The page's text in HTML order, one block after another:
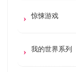
惊悚游戏
我的世界系列